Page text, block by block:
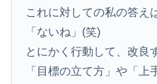
これに対しての私の答え
「ないね」(笑)
とにかく行動して、改良
「目標の立て方」や「